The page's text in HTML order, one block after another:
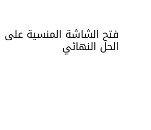
فتح الشاشة المنسية على
الحل النهائي